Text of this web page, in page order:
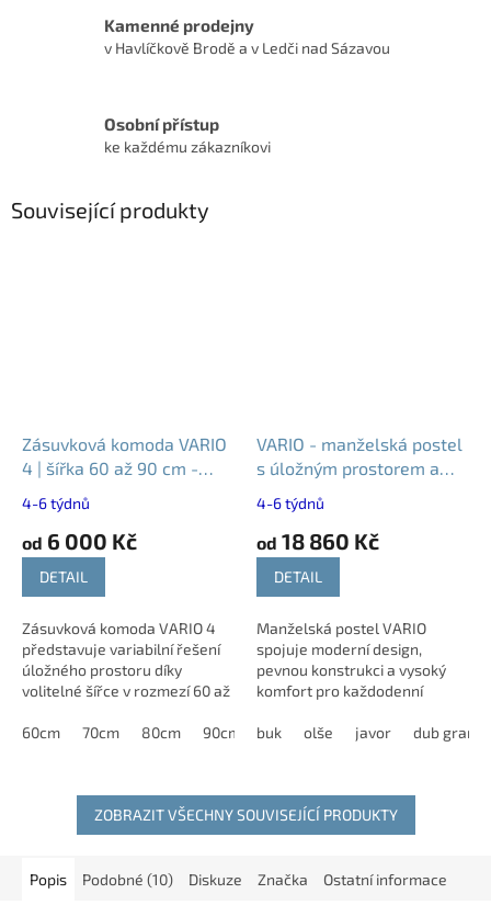
Kamenné prodejny
v Havlíčkově Brodě a v Ledči nad Sázavou
Osobní přístup
ke každému zákazníkovi
Související produkty
Zásuvková komoda VARIO
4 | šířka 60 až 90 cm -
4-6 týdnů
od 6 000 Kč
DETAIL
Zásuvková komoda VARIO 4
představuje variabilní řešení
úložného prostoru díky
volitelné šířce v rozmezí 60 až
kvalitní kuličkový plnovýsuv v...
60cm 70cm 80cm 90cm
VARIO - manželská postel
s úložným prostorem a
180x200cm
4-6 týdnů
od 18 860 Kč
DETAIL
Manželská postel VARIO
spojuje moderní design,
pevnou konstrukci a vysoký
komfort pro každodenní
úložnému prostoru a
buk olše javor dub
ZOBRAZIT VŠECHNY SOUVISEJÍCÍ PRODUKTY
Popis Podobné (10) Diskuze Značka Ostatní informace